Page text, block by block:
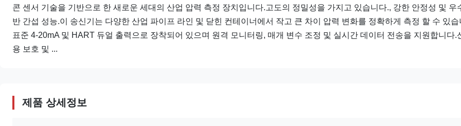
콘 센서 기술을 기반으로 한 새로운 세대의 산업 압력 측정 장치입니다.고도의 정밀성을 가지고 있습니다., 강한 안정성 및 우
반 간섭 성능.이 송신기는 다양한 산업 파이프 라인 및 닫힌 컨테이너에서 작고 큰 차이 압력 변화를 정확하게 측정 할 수 있습
표준 4-20mA 및 HART 듀얼 출력으로 장착되어 있으며 원격 모니터링, 매개 변수 조정 및 실시간 데이터 전송을 지원합니다.
용 보호 및 ...
제품 상세정보